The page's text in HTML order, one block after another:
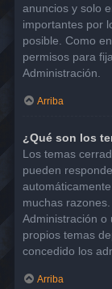
anuncios y solo
importantes por
posible. Como
permisos para
Administración.
Arriba
¿Qué son los
Los temas
pueden
muchas
Administración o
propios temas
concedido los
Arriba